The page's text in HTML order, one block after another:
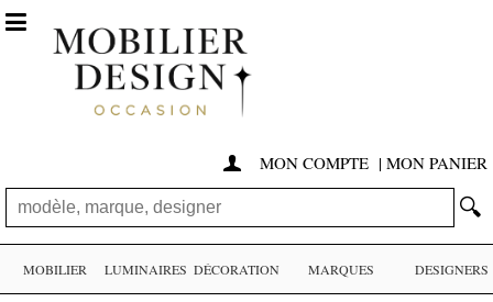
 MON COMPTE | MON PANIER
🔍

MOBILIER LUMINAIRES DÉCORATION MARQUES DESIGNERS